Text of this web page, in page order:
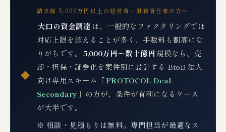
◆
請求額 5,000万円以上の経営者・財務責任者の方へ
大口の資金調達 は、一般的なファクタリングでは
対応上限を超えることが多く、手数料も割高にな
りがちです。 5,000万円〜数十億円規模なら、売
却・担保・証券化を案件別に設計する BtoB 法人
向け専用スキーム「PROTOCOL Deal
Secondary 」の方が、条件が有利になるケース
が大半です。
※ 相談・見積もりは無料。専門担当が最適なス